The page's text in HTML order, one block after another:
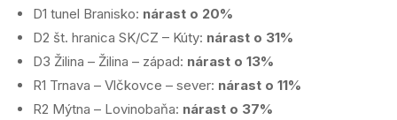
D1 tunel Branisko: nárast o 20%
D2 št. hranica SK/CZ – Kúty: nárast o 31%
D3 Žilina – Žilina – západ: nárast o 13%
R1 Trnava – Vlčkovce – sever: nárast o 11%
R2 Mýtna – Lovinobaňa: nárast o 37%